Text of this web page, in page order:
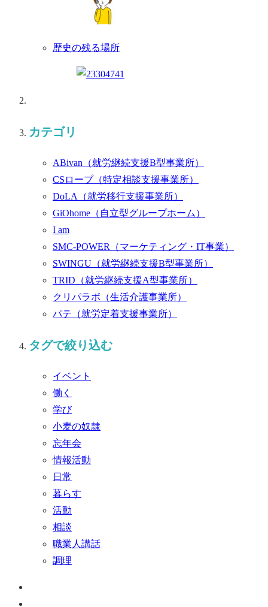
歴史の残る場所
カテゴリ
ABivan （就労継続支援B型事業所）
CSロープ （特定相談支援事業所）
DoLA （就労移行支援事業所）
GiOhome （自立型グループホーム）
I am
SMC-POWER （マーケティング・IT事業）
SWINGU （就労継続支援B型事業所）
TRID （就労継続支援A型事業所）
クリパラボ （生活介護事業所）
パテ （就労定着支援事業所）
タグで絞り込む
イベント
働く
学び
小麦の奴隷
忘年会
情報活動
日常
暮らす
活動
相談
職業人講話
調理